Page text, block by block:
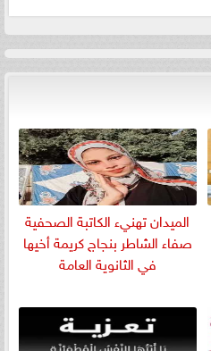
الميدان تهنيء الكاتبة الصحفية
صفاء الشاطر بنجاج كريمة أخيها
في الثانوية العامة